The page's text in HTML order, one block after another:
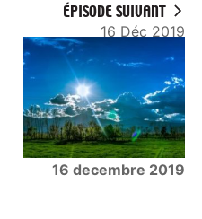
ÉPISODE SUIVANT
16 Déc 2019
16 decembre 2019